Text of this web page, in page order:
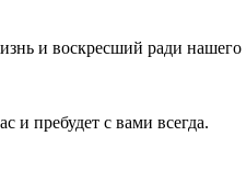
и воскресший ради
и пребудет с вами всегда.